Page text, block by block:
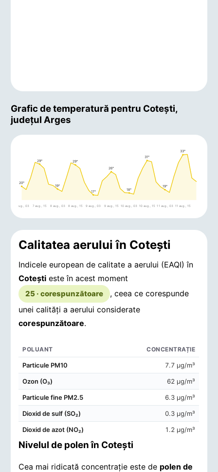
Grafic de temperatură pentru Coteşti,
județul Arges
20°
7 aug., 03
29°
7 aug., 15
19°
8 aug., 03
29°
8 aug., 15
17°
9 aug., 03
26°
9 aug., 15
18°
10 aug., 03
31°
10 aug., 15
19°
11 aug., 03
33°
11 aug., 15
Calitatea aerului în Coteşti
Indicele european de calitate a aerului (EAQI) în
Coteşti este în acest moment
25 · corespunzătoare
, ceea ce corespunde
unei calități a aerului considerate
corespunzătoare.
POLUANT CONCENTRAȚIE
Particule PM10 7.7 μg/m³
Ozon (O₃) 62 μg/m³
Particule fine PM2.5 6.3 μg/m³
Dioxid de sulf (SO₂) 0.3 μg/m³
Dioxid de azot (NO₂) 1.2 μg/m³
Nivelul de polen în Coteşti
Cea mai ridicată concentrație este de polen de